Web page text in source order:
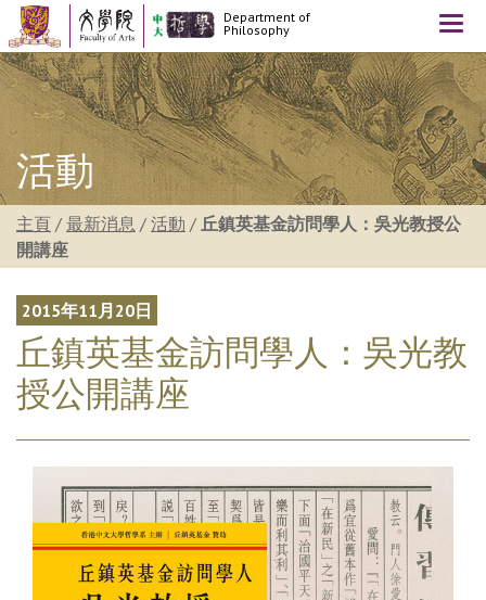
Department of
Philosophy
活動
主頁 / 最新消息 / 活動 / 丘鎮英基金訪問學人：吳光教授公
開講座
2015年11月20日
丘鎮英基金訪問學人：吳光教
授公開講座